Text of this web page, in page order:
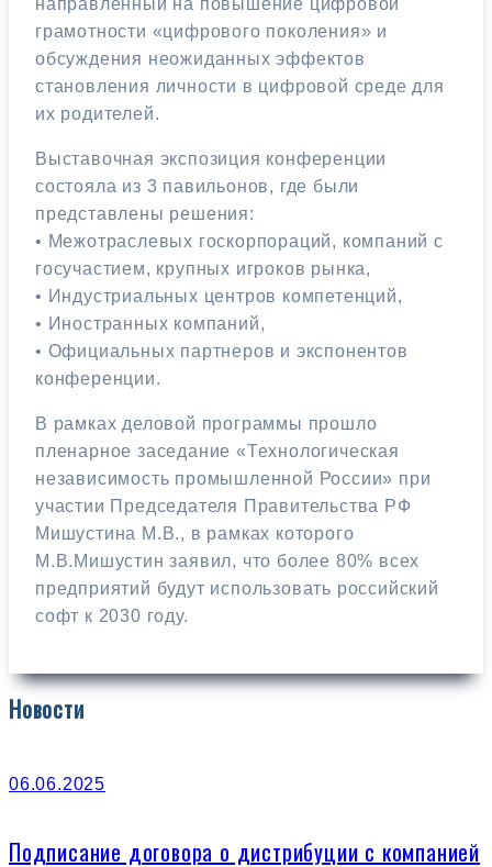
направленный на повышение цифровой
грамотности «цифрового поколения» и
обсуждения неожиданных эффектов
становления личности в цифровой среде для
их родителей.
Выставочная экспозиция конференции
состояла из 3 павильонов, где были
представлены решения:
• Межотраслевых госкорпораций, компаний с
госучастием, крупных игроков рынка,
• Индустриальных центров компетенций,
• Иностранных компаний,
• Официальных партнеров и экспонентов
конференции.
В рамках деловой программы прошло
пленарное заседание «Технологическая
независимость промышленной России» при
участии Председателя Правительства РФ
Мишустина М.В., в рамках которого
М.В.Мишустин заявил, что более 80% всех
предприятий будут использовать российский
софт к 2030 году.
Новости
06.06.2025
Подписание договора о дистрибуции с компанией